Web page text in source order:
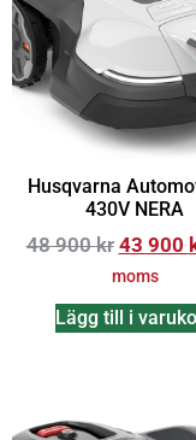
Husqvarna
430V NERA
48 900kr 43 900
moms
Lägg till i